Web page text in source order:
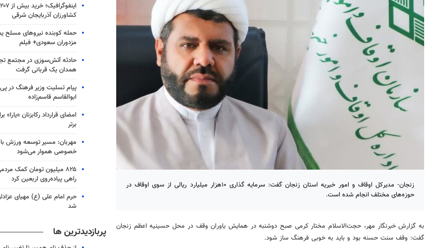
زنجان- مدیرکل اوقاف و امور خیریه استان زنجان گفت: سرمایه گذاری ۱۰هزار میلیارد ریالی از سوی اوقاف در
حوزه‌های مختلف انجام شده است.
به گزارش خبرنگار مهر، حجت‌الاسلام مختار کرمی صبح دوشنبه در همایش یاوران وقف در محل حسینیه اعظم زنجان
گفت: وقف سنت حسنه بود و باید به خوبی فرهنگ ساز شود.
کشاورزان آذربایجان شرقی
حمله کوبنده نیروهای مسلح
مزدوران سعودی+ فیلم
حادثه آتش‌سوزی در مجتمع
همدان یک قربانی گرفت
پیام تسلیت وزیر فرهنگ در
ابوالقاسم قاسم‌زاده
امضای قرارداد رکابزنان
برتر
مهربان: مسیر توسعه ورزش
خصوصی هموار می‌شود
راهی پیاده‌روی اربعین کرد
حرم امام علی (ع) مهیای
شد
پربازدیدترین ها